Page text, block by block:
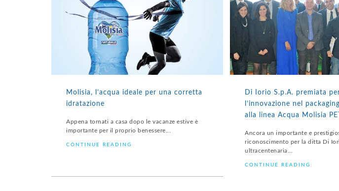
Molisia, l’acqua ideale per una corretta
idratazione
Appena tornati a casa dopo le vacanze estive è
importante per il proprio benessere...
CONTINUE READING
Di Iorio S.p.A. premiata
l’innovazione nel
alla linea Acqua Molisia PET
Ancora un importante e
riconoscimento per la ditta Di
ultracentenaria...
CONTINUE READING